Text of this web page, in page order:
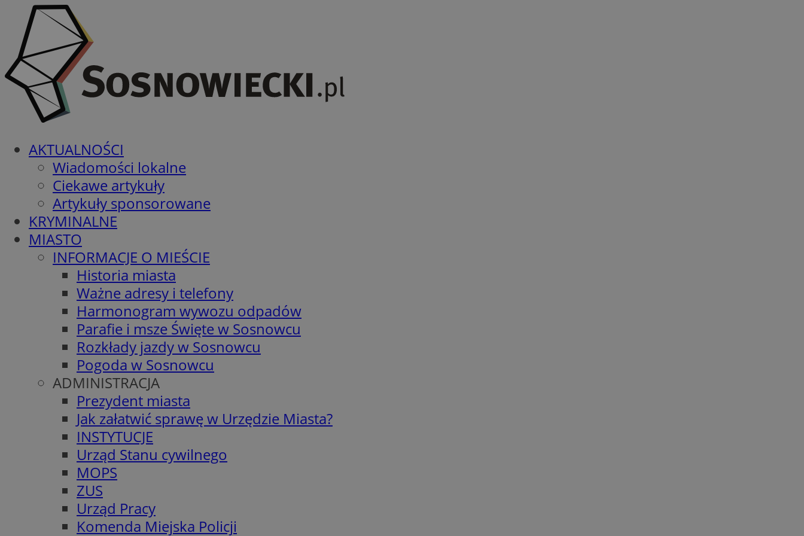
AKTUALNOŚCI
Wiadomości lokalne
Ciekawe artykuły
Artykuły sponsorowane
KRYMINALNE
MIASTO
INFORMACJE O MIEŚCIE
Historia miasta
Ważne adresy i telefony
Harmonogram wywozu odpadów
Parafie i msze Święte w Sosnowcu
Rozkłady jazdy w Sosnowcu
Pogoda w Sosnowcu
ADMINISTRACJA
Prezydent miasta
Jak załatwić sprawę w Urzędzie Miasta?
INSTYTUCJE
Urząd Stanu cywilnego
MOPS
ZUS
Urząd Pracy
Komenda Miejska Policji